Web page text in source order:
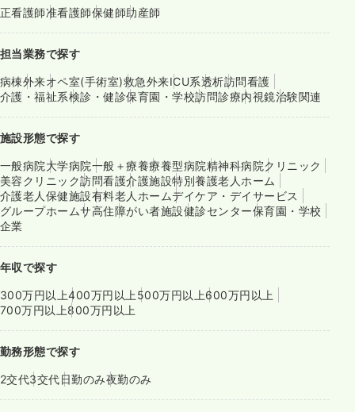
正看護師准看護師保健師助産師
担当業務で探す
病棟外来オペ室(手術室)救急外来ICU系透析訪問看護
介護・福祉系検診・健診保育園・学校訪問診療内視鏡治験関連
施設形態で探す
一般病院大学病院一般＋療養療養型病院精神科病院クリニック
美容クリニック訪問看護介護施設特別養護老人ホーム
介護老人保健施設有料老人ホームデイケア・デイサービス
グループホームサ高住障がい者施設健診センター保育園・学校
企業
年収で探す
300万円以上400万円以上 500万円以上600万円以上
700万円以上800万円以上
勤務形態で探す
2交代3交代日勤のみ夜勤のみ